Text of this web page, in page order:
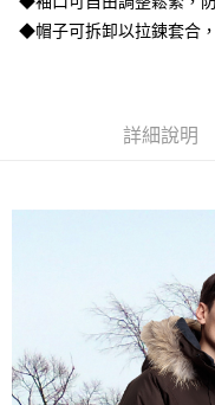
３．安心：先確認商品／服
２．訂單成立數日內，您將
３．收到繳費通知簡訊後14
購買商品的店家。未經商家
※ 交易是否成功請以「
是否繳費成功／繳費後需取
客戶支援中心」
https://
【注意事項】
１．透過由恩沛科技股份有
易，需依本服務之必要範圍
每筆NT$80，滿NT$800(
萊爾富取貨付款
付款後萊爾富取貨
每筆NT$80，滿NT$800(
付款後7-11取貨
每筆NT$100，滿NT$699(
◆帽子可拆卸以拉鍊套合
詳細說明